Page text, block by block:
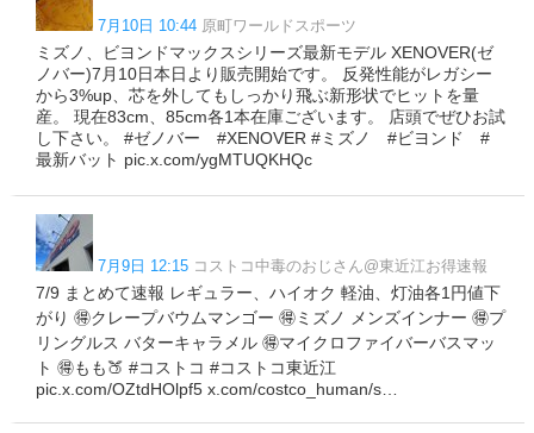
7月10日 10:44 原町ワールドスポーツ
ミズノ、ビヨンドマックスシリーズ最新モデル XENOVER(ゼ
ノバー)7月10日本日より販売開始です。 反発性能がレガシー
から3%up、芯を外してもしっかり飛ぶ新形状でヒットを量
産。 現在83cm、85cm各1本在庫ございます。 店頭でぜひお試
し下さい。 #ゼノバー #XENOVER #ミズノ #ビヨンド #
最新バット pic.x.com/ygMTUQKHQc
7月9日 12:15 コストコ中毒のおじさん@東近江お得速報
7/9 まとめて速報 レギュラー、ハイオク 軽油、灯油各1円値下
がり 🉐クレープバウムマンゴー 🉐ミズノ メンズインナー 🉐プ
リングルス バターキャラメル 🉐マイクロファイバーバスマッ
ト 🉐もも🍑 #コストコ #コストコ東近江
pic.x.com/OZtdHOlpf5 x.com/costco_human/s…